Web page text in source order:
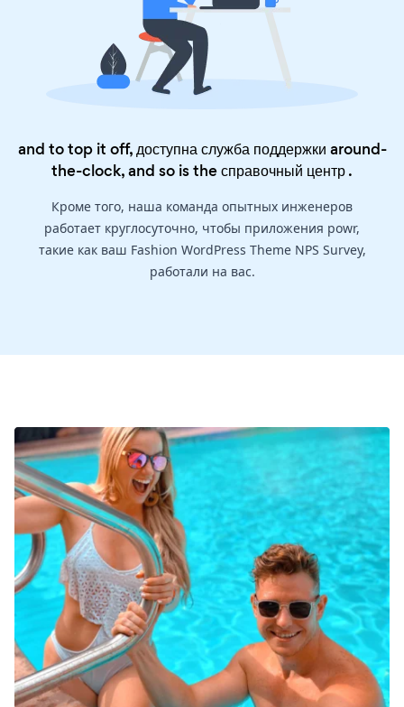
and to top it off, доступна служба поддержки around-
the-clock, and so is theсправочный центр.
Кроме того, наша команда опытных инженеров
работает круглосуточно, чтобы приложения powr,
такие как ваш Fashion WordPress Theme NPS Survey,
работали на вас.